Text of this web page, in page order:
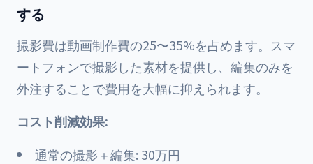
する
撮影費は動画制作費の25〜35%を占めます。スマ
ートフォンで撮影した素材を提供し、編集のみを
外注することで費用を大幅に抑えられます。
コスト削減効果:
通常の撮影＋編集: 30万円